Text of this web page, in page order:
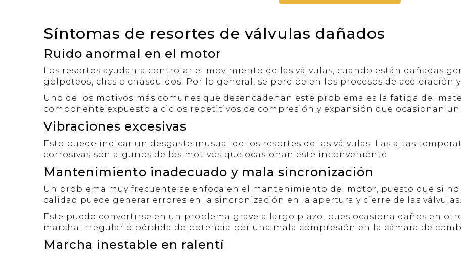
Síntomas de resortes de válvulas dañados
Ruido anormal en el motor
Los resortes ayudan a controlar el movimiento de las válvulas, cuando están dañadas
golpeteos, clics o chasquidos. Por lo general, se percibe en los procesos de aceleración
Uno de los motivos más comunes que desencadenan este problema es la fatiga del
componente expuesto a ciclos repetitivos de compresión y expansión que ocasionan
Vibraciones excesivas
Esto puede indicar un desgaste inusual de los resortes de las válvulas. Las altas
corrosivas son algunos de los motivos que ocasionan este inconveniente.
Mantenimiento inadecuado y mala sincronización
Un problema muy frecuente se enfoca en el mantenimiento del motor, puesto que si
calidad puede generar errores en la sincronización en la apertura y cierre de las válvulas.
Este puede convertirse en un problema grave a largo plazo, pues ocasiona daños en
marcha irregular o pérdida de potencia por una mala compresión en la cámara de
Marcha inestable en ralentí